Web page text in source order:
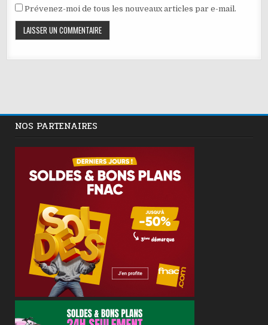
Prévenez-moi de tous les nouveaux articles par e-mail.
NOS PARTENAIRES